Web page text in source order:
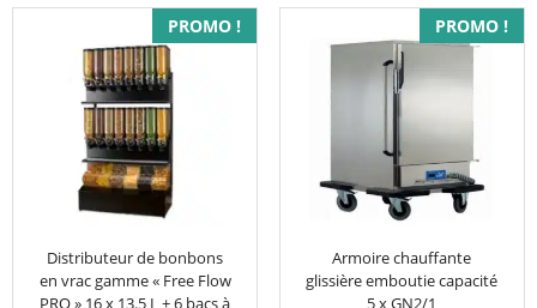
PROMO !
Distributeur de bonbons
en vrac gamme « Free Flow
PROMO !
Armoire chauffante
glissière emboutie capacité